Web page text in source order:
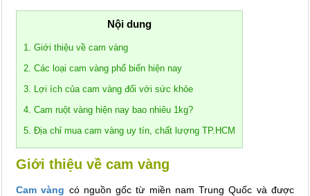
Nội dung
1. Giới thiệu về cam vàng
2. Các loại cam vàng phổ biến hiện nay
3. Lợi ích của cam vàng đối với sức khỏe
4. Cam ruột vàng hiện nay bao nhiêu 1kg?
5. Địa chỉ mua cam vàng uy tín, chất lượng TP.HCM
Giới thiệu về cam vàng
Cam vàng có nguồn gốc từ miền nam Trung Quốc và được